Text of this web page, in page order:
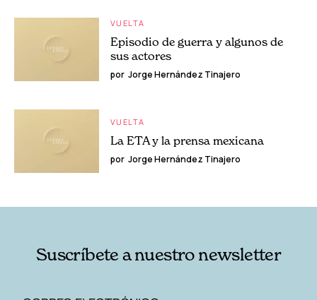
VUELTA
Episodio de guerra y algunos de
sus actores
por Jorge Hernández Tinajero
VUELTA
La ETA y la prensa mexicana
por Jorge Hernández Tinajero
Suscríbete a nuestro newsletter